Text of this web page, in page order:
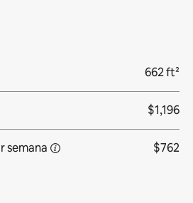
662 ft²
$1,196
semana $762